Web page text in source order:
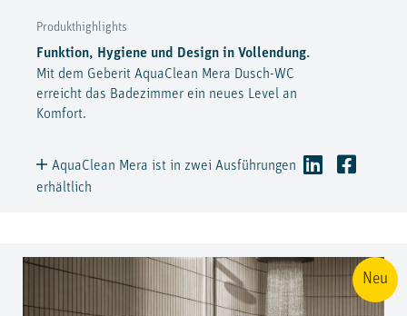
Produkthighlights
Funktion, Hygiene und Design in Vollendung.
Mit dem Geberit AquaClean Mera Dusch-WC
erreicht das Badezimmer ein neues Level an
Komfort.
AquaClean Mera ist in zwei Ausführungen
erhältlich
Neu